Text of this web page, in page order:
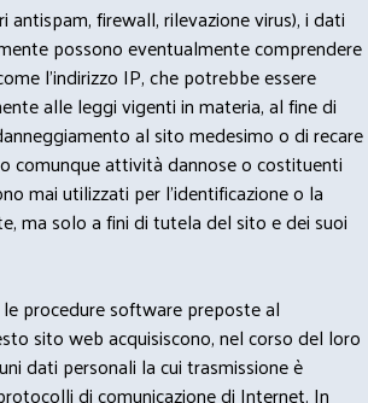
antispam, firewall, rilevazione virus), i dati
possono eventualmente comprendere
l'indirizzo IP, che potrebbe essere
alle leggi vigenti in materia, al fine di
al sito medesimo o di recare
comunque attività dannose o costituenti
mai utilizzati per l'identificazione o la
ma solo a fini di tutela del sito e dei suoi
procedure software preposte al
sito web acquisiscono, nel corso del loro
dati personali la cui trasmissione è
di comunicazione di Internet. In